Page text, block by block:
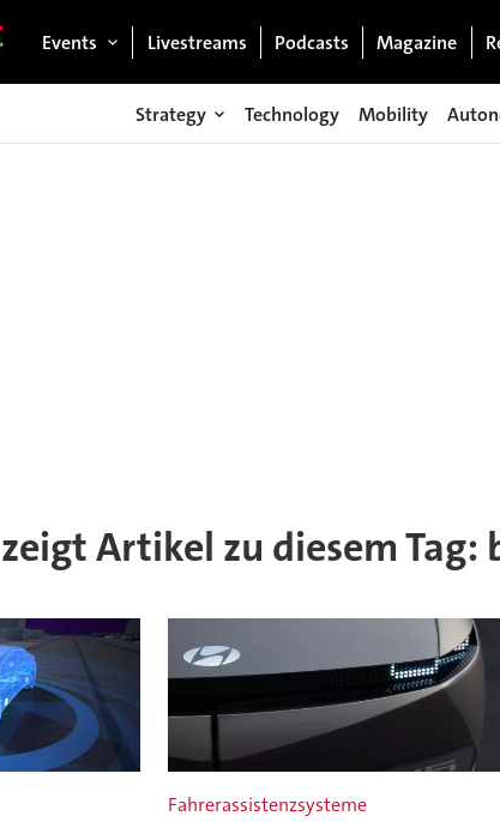
Events Livestreams Podcasts Magazine
Strategy Technology Mobility
Artikel zu diesem Tag:
Fahrerassistenzsysteme